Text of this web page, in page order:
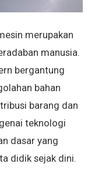
merupakan
manusia.
bergantung
bahan
barang dan
teknologi
dasar yang
didik sejak dini.